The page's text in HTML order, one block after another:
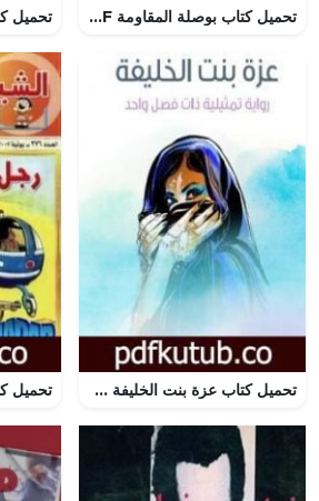
تحميل كتاب بوصلة المقاومة PDF تأليف عبد الله البرغوثي مجانا [كامل]
تحميل كتاب عزة بنت الخليفة PDF تأليف إبراهيم رمزي مجانا [كامل]